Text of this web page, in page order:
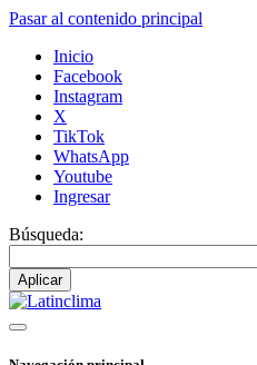
Pasar al contenido principal
Inicio
Facebook
Instagram
X
TikTok
WhatsApp
Youtube
Ingresar
Búsqueda: